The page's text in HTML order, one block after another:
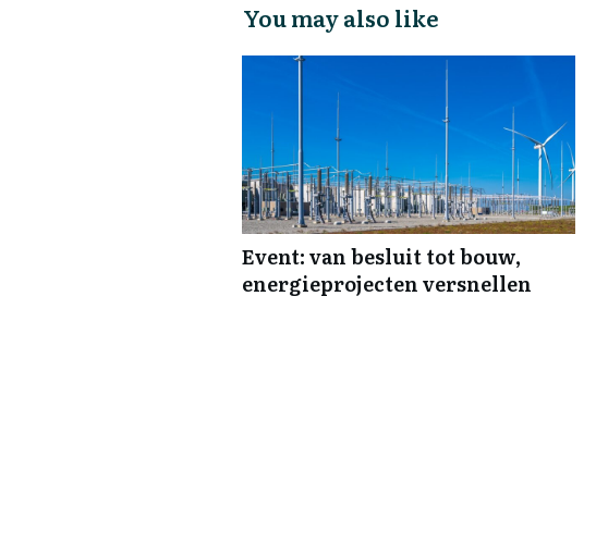
You may also like
Event: van besluit tot bouw,
energieprojecten versnellen